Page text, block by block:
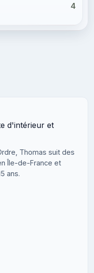
4
d'intérieur et
Thomas suit des
Île-de-France et
ans.